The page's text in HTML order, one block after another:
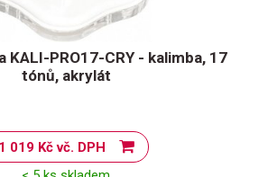
KALI-PRO17-CRY - kalimba, 17
tónů, akrylát
1 019 Kč vč. DPH